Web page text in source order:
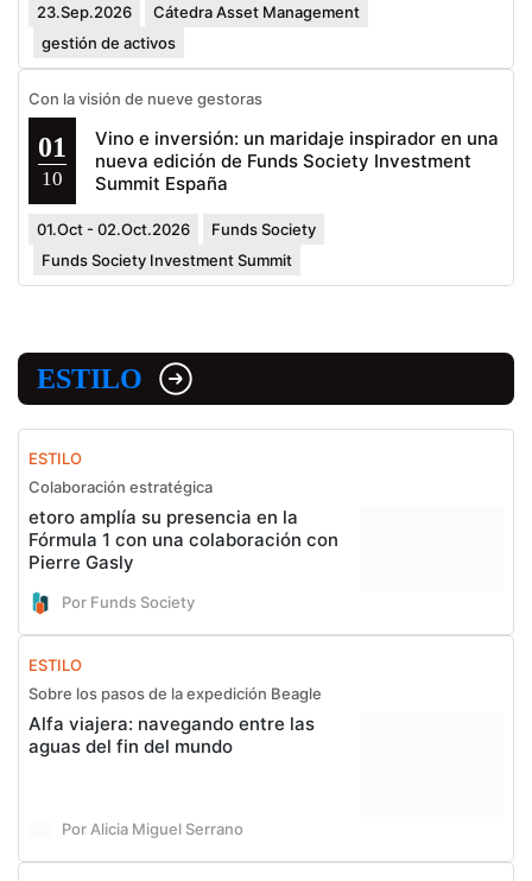
23.Sep.2026
Cátedra Asset Management
gestión de activos
Con la visión de nueve gestoras
01
10
Vino e inversión: un maridaje inspirador en una
nueva edición de Funds Society Investment
Summit España
01.Oct - 02.Oct.2026
Funds Society
Funds Society Investment Summit
ESTILO
ESTILO
Colaboración estratégica
etoro amplía su presencia en la
Fórmula 1 con una colaboración con
Pierre Gasly
Por Funds Society
ESTILO
Sobre los pasos de la expedición Beagle
Alfa viajera: navegando entre las
aguas del fin del mundo
Por Alicia Miguel Serrano